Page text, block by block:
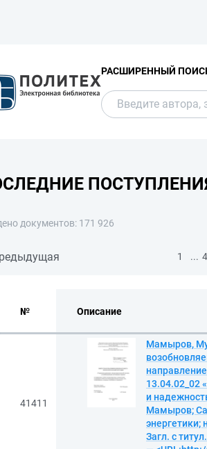
РАСШИРЕННЫЙ
документов: 171 926
1 ...
№ Описание
41411
Мамыров,
13.04.02_02
и
Мамыров;
энергетики;
Загл. с